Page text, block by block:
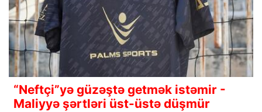
“Neftçi”yə güzəştə getmək istəmir -
Maliyyə şərtləri üst-üstə düşmür